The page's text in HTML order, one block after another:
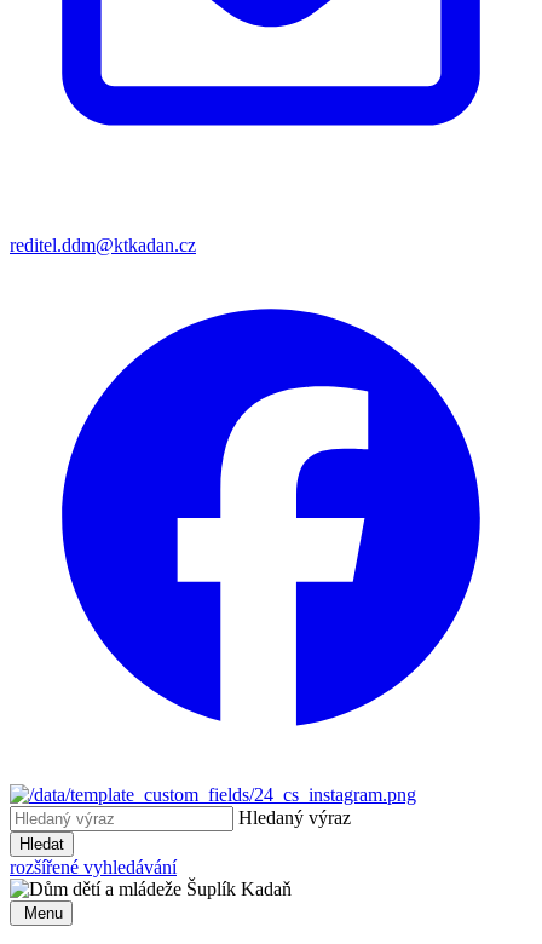
reditel.ddm@ktkadan.cz
Hledaný výraz
Hledat
rozšířené vyhledávání
Menu